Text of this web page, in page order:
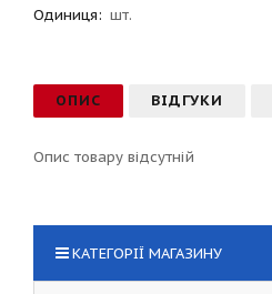
Одиниця: шт.
ОПИС ВІДГУКИ
Опис товару відсутній
КАТЕГОРІЇ МАГАЗИНУ